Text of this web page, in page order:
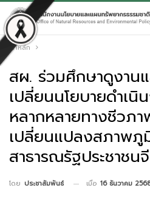
หน้าหลัก
สผ. ร่วมศึกษาดูงาน
เปลี่ยนนโยบายดำเนิ
หลากหลายทางชีวภา
เปลี่ยนแปลงสภาพ
สาธารณรัฐประชาชน
โดย ประชาสัมพันธ์ เมื่อ 16 ธันวาคม